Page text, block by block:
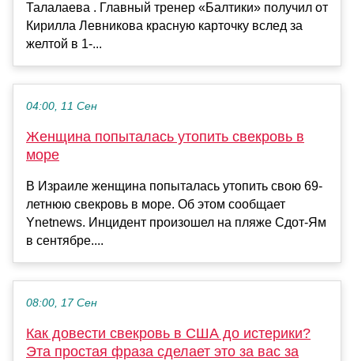
Талалаева . Главный тренер «Балтики» получил от
Кирилла Левникова красную карточку вслед за
желтой в 1-...
04:00, 11 Сен
Женщина попыталась утопить свекровь в
море
В Израиле женщина попыталась утопить свою 69-
летнюю свекровь в море. Об этом сообщает
Ynetnews. Инцидент произошел на пляже Сдот-Ям
в сентябре....
08:00, 17 Сен
Как довести свекровь в США до истерики?
Эта простая фраза сделает это за вас за